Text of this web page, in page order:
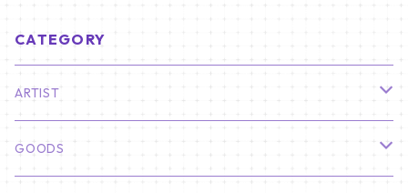
CATEGORY
ARTIST
俳優
GOODS